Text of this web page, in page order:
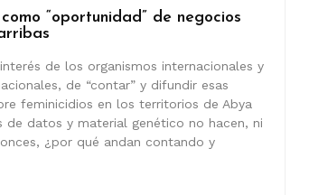
“oportunidad” de negocios
de los organismos internacionales y
de “contar” y difundir esas
feminicidios en los territorios de Abya
de datos y material genético no hacen, ni
¿por qué andan contando y